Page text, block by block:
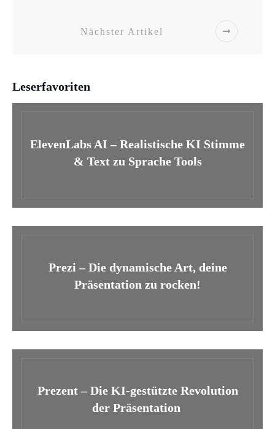
Nächster Artikel
Leserfavoriten
ElevenLabs AI – Realistische KI Stimme
& Text zu Sprache Tools
Prezi – Die dynamische Art, deine
Präsentation zu rocken!
Prezent – Die KI-gestützte Revolution
der Präsentation